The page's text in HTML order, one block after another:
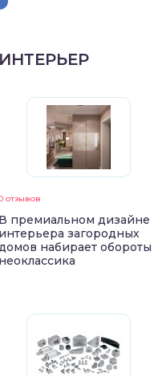
ИНТЕРЬЕР
отзывов
В премиальном дизайне
интерьера загородных
набирает обороты
неоклассика